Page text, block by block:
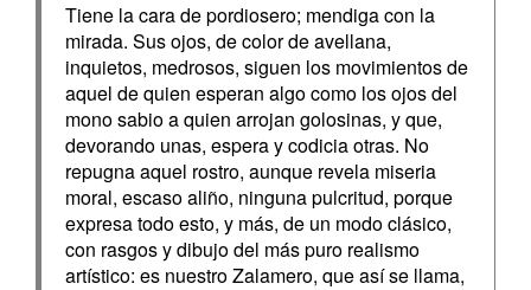
Tiene la cara de pordiosero; mendiga con la
mirada. Sus ojos, de color de avellana,
inquietos, medrosos, siguen los movimientos de
aquel de quien esperan algo como los ojos del
mono sabio a quien arrojan golosinas, y que,
devorando unas, espera y codicia otras. No
repugna aquel rostro, aunque revela miseria
moral, escaso aliño, ninguna pulcritud, porque
expresa todo esto, y más, de un modo clásico,
con rasgos y dibujo del más puro realismo
artístico: es nuestro Zalamero, que así se llama,